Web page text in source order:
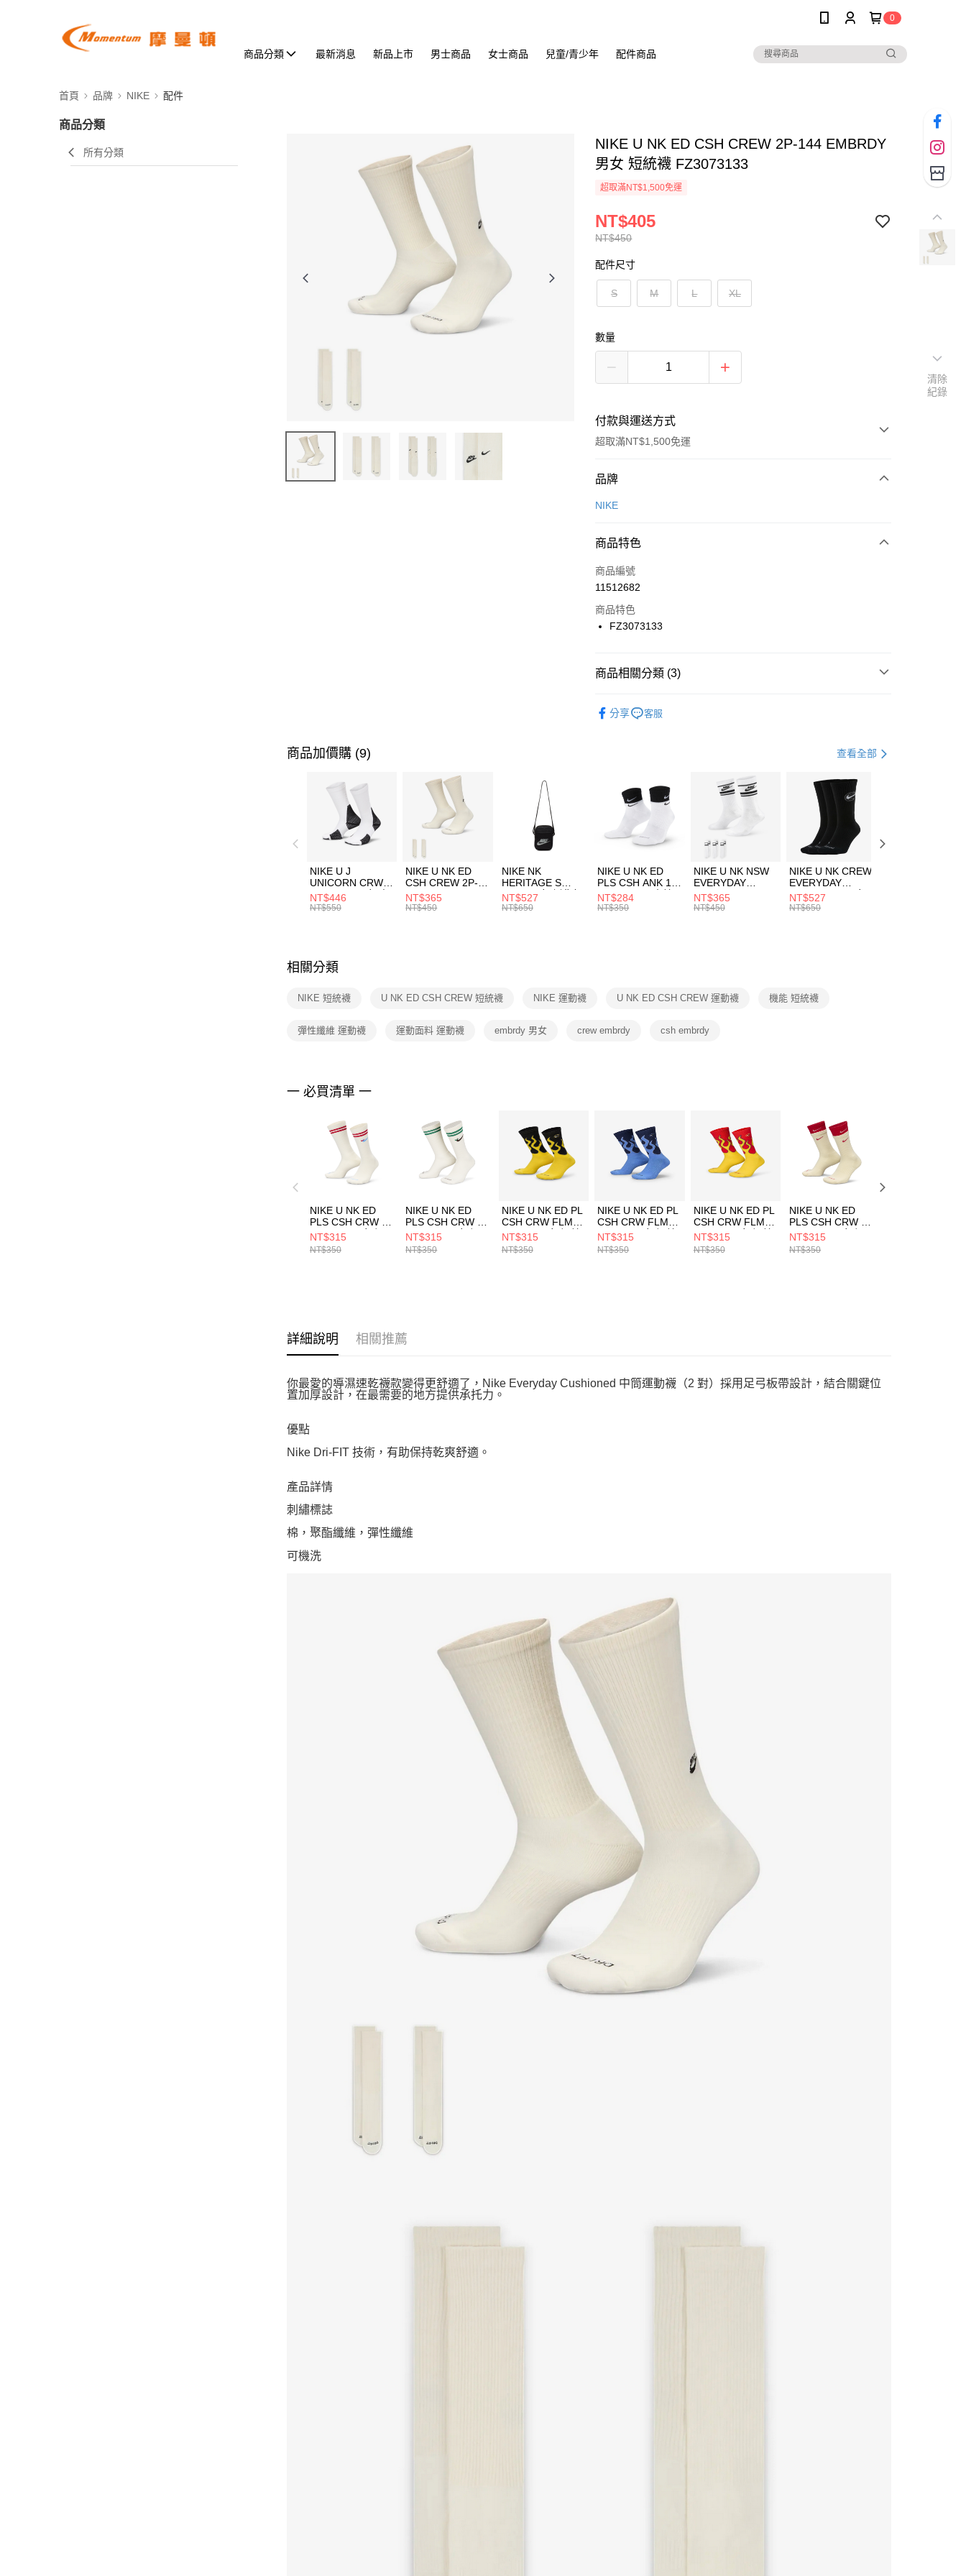
0
商品分類 最新消息 新品上市 男士商品 女士商品 兒童/青少年 配件商品
首頁 品牌 NIKE 配件
商品分類
所有分類
NIKE U NK ED CSH CREW 2P-144 EMBRDY
男女 短統襪 FZ3073133
超取滿NT$1,500免運
NT$450
NT$405
配件尺寸
S M L XL
數量
付款與運送方式
超取滿NT$1,500免運
付款方式
信用卡一次付款
合作金庫商業銀行
華南商業銀行
上海商業儲蓄銀行
國泰世華商業銀行
聯邦商業銀行
台新國際商業銀行
LINE Pay
Apple Pay
【關於「AFTEE先享後付」】
３．安心：先確認商品／服務後，再付款。
【「AFTEE先享後付」結帳流程】
１．於結帳方式選擇「AFTEE先享後付」後，將跳轉至「AFTEE先享後
付」結帳頁面，進行簡訊認證並確認金額後，即可完成結帳。
２．訂單成立數日內，您將收到繳費通知簡訊。
３．收到繳費通知簡訊後14天內，點擊此簡訊中的連結，可透過四大超商
／ATM／網路銀行／等多元方式進行付款，方視為交易完成。
※ 請注意：結帳手續完成當下不需立刻繳費，但若您需要取消訂單，請聯
絡購買商品的店家。未經商家同意取消之訂單仍視為有效，需透過AFTEE
先享後付繳納相關費用。
交易，需依本服務之必要範圍內提供個人資料，並將交易相關給付款項請
２．關於個人資料處理事宜，請瀏覽以下網址：
５．嚴禁一人註冊多個帳號或使用他人資訊註冊。若發現惡意使用之情
形，恩沛科技股份有限公司將有權停止該用戶之使用額度並採取法律行
每筆NT$100，滿NT$1,500(含以上)免運費
每筆NT$100，滿NT$1,500(含以上)免運費
付款後門市自取
每筆NT$100，滿NT$1,500(含以上)免運費
品牌
NIKE
商品特色
商品編號
11512682
商品特色
FZ3073133
商品相關分類 (3)
分享 客服
商品加價購 (9) 查看全部
NIKE U J
UNICORN CRW
1PR -160 男女 中
統襪 FZ3393100
NT$446
NT$550
NIKE U NK ED
CSH CREW 2P-
144 EMBRDY 男
女 短統襪
NT$365
NT$450
NIKE NK
HERITAGE S
SMIT 男女 側背包
BA5871010
NT$527
NT$650
NIKE U NK ED
PLS CSH ANK 1P
144 DBL 男 中統
襪 DH4058104
NT$284
NT$350
NIKE U NK NSW
EVERYDAY
ESSENTIAL CR
男女 短統襪
NT$365
NT$450
NIKE U NK CREW
EVERYDAY
BBALL 3PR 男女
長統襪
NT$527
NT$650
相關分類
NIKE 短統襪 U NK ED CSH CREW 短統襪 NIKE 運動襪 U NK ED CSH CREW 運動襪 機能 短統襪
彈性纖維 運動襪 運動面料 運動襪 embrdy 男女 crew embrdy csh embrdy
一 必買清單 一
NIKE U NK ED
PLS CSH CRW 1P
144 AF1 男女 短
統襪 DQ9165134
NT$315
NT$350
NIKE U NK ED
PLS CSH CRW 1P
144 AF1 男女 短
統襪 DQ9165133
NT$315
NT$350
NIKE U NK ED PL
CSH CRW FLMS
1P-144 男女 短統
襪 IB2285010
NT$315
NT$350
NIKE U NK ED PL
CSH CRW FLMS
1P-144 男女 短統
襪 IB2285410
NT$315
NT$350
NIKE U NK ED PL
CSH CRW FLMS
1P-144 男女 短統
襪 IB2285657
NT$315
NT$350
NIKE U NK ED
PLS CSH CRW 1P
144 DBL 男女 短
統襪 DD2795113
NT$315
NT$350
詳細說明 相關推薦
你最愛的導濕速乾襪款變得更舒適了，Nike Everyday Cushioned 中筒運動襪（2 對）採用足弓板帶設計，結合關鍵位
置加厚設計，在最需要的地方提供承托力。
優點
Nike Dri-FIT 技術，有助保持乾爽舒適。
產品詳情
刺繡標誌
棉，聚酯纖維，彈性纖維
可機洗
清除
紀錄